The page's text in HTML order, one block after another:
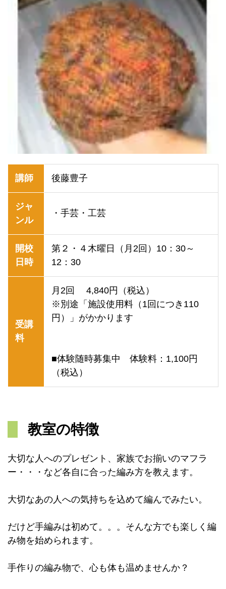
講師 後藤豊子
ジャ
ンル
・手芸・工芸
開校
日時
第２・４木曜日（月2回）10：30～
12：30
受講
料
月2回 4,840円（税込）
※別途「施設使用料（1回につき110
円）」がかかります
■体験随時募集中 体験料：1,100円
（税込）
教室の特徴
大切な人へのプレゼント、家族でお揃いのマフラ
ー・・・など各自に合った編み方を教えます。
大切なあの人への気持ちを込めて編んでみたい。
だけど手編みは初めて。。。そんな方でも楽しく編
み物を始められます。
手作りの編み物で、心も体も温めませんか？